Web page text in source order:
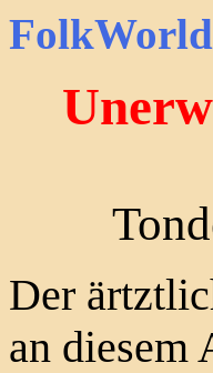
FolkWorld
Der
an diesem